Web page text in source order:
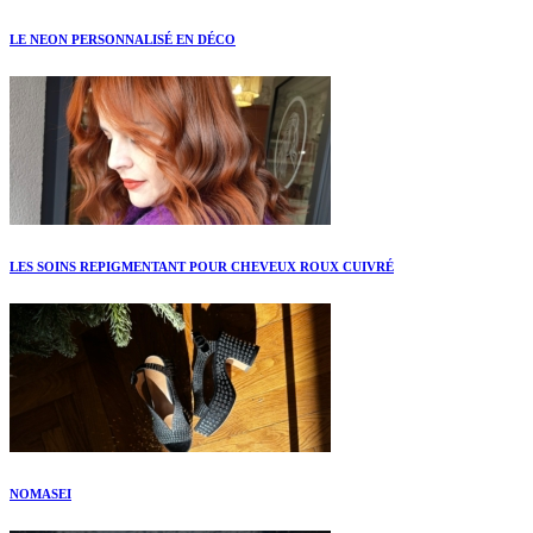
LE NEON PERSONNALISÉ EN DÉCO
LES SOINS REPIGMENTANT POUR CHEVEUX ROUX CUIVRÉ
NOMASEI